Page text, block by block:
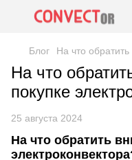
Блог На что
На что
покупке
25 августа 2024
На что обратить